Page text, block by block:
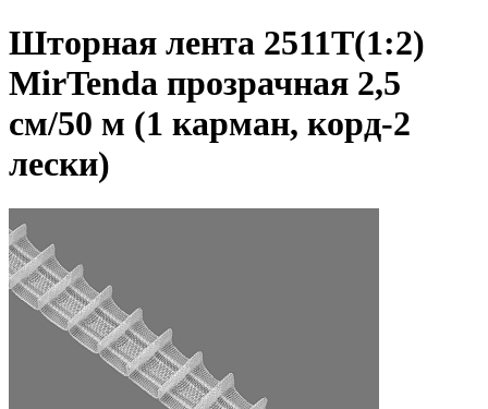
Шторная лента 2511Т(1:2)
MirTenda прозрачная 2,5
см/50 м (1 карман, корд-2
лески)